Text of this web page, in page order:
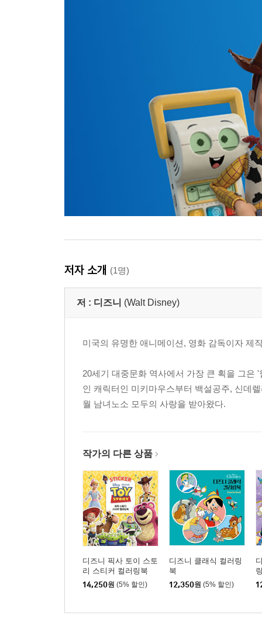
저자 소개 (1명)
저 : 디즈니 (Walt Disney)
미국의 유명한 애니메이션, 영화 감독이자 제
20세기 대중문화 역사에서 가장 큰 획을 그은
인 캐릭터인 미키마우스부터 백설공주, 신데
월 남녀노소 모두의 사랑을 받아왔다.
작가의 다른 상품
디즈니 픽사 토이 스토
리 스티커 컬러링북
14,250원 (5% 할인)
디즈니 클래식 컬러링
북
12,350원 (5% 할인)